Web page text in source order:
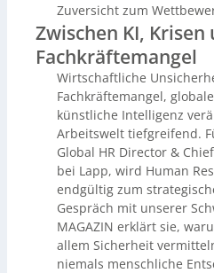
Zuversicht zum
Zwischen KI, Krisen
Fachkräftemangel
Wirtschaftliche
Fachkräftemangel,
künstliche Intelligenz
Arbeitswelt tiefgreifend.
Global HR Director &
bei Lapp, wird Human
endgültig zum
Gespräch mit unserer
MAGAZIN erklärt sie,
allem Sicherheit
niemals menschliche